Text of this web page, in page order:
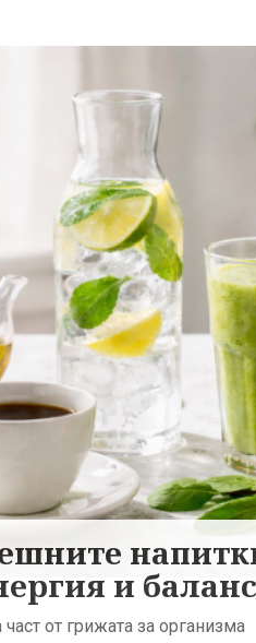
и баланс
от грижата за организма